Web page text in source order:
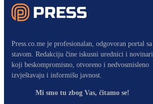
Press.co.me je profesionalan, odgovoran portal sa
stavom. Redakciju čine iskusni urednici i novinari
koji beskompromisno, otvoreno i nedvosmisleno
izvještavaju i informišu javnost.
Mi smo tu zbog Vas, čitamo se!